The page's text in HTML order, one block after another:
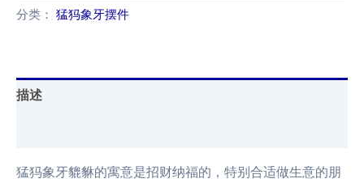
分类： 猛犸象牙摆件
描述
猛犸象牙貔貅的寓意是招财纳福的，特别合适做生意的朋